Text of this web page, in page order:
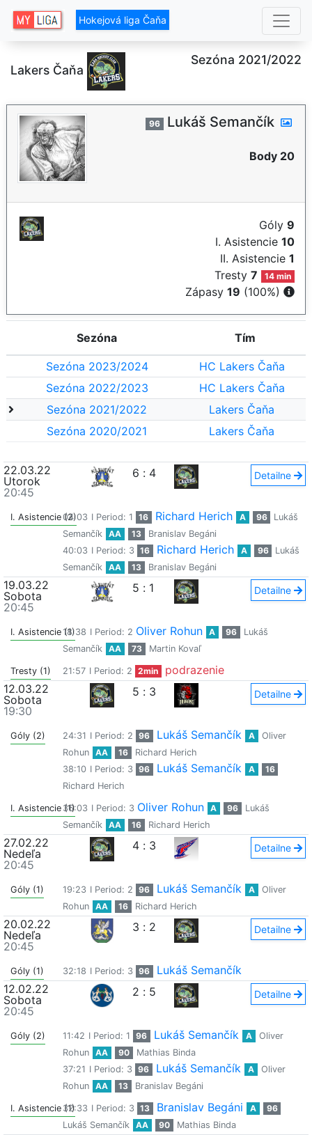
Hokejová liga Čaňa
Lakers Čaňa
Sezóna 2021/2022
96 Lukáš Semančík
Body 20
Góly 9
I. Asistencie 10
II. Asistencie 1
Tresty7 14 min
Zápasy 19 (100%)
Sezóna Tím
Sezóna 2023/2024
HC Lakers Čaňa
Sezóna 2022/2023
HC Lakers Čaňa
Sezóna 2021/2022
Lakers Čaňa
Sezóna 2020/2021
Lakers Čaňa
22.03.22
Utorok
20:45
6 : 4 Detailne
I. Asistencie (2)04:03 I Period: 1 16 Richard Herich A 96
Lukáš
Semančík
AA 13
Branislav Begáni
40:03 I Period: 3 16 Richard Herich A 96
Lukáš
Semančík
AA 13 Branislav Begáni
19.03.22
Sobota
20:45
5 : 1 Detailne
I. Asistencie (1)18:38 I Period: 2 Oliver Rohun A 96
Lukáš
Semančík
AA 73 Martin Kovaľ
Tresty (1) 21:57 I Period: 2 2min
podrazenie
12.03.22
Sobota
19:30
5 : 3 Detailne
Góly (2) 24:31 I Period: 2 96 Lukáš Semančík A
Oliver
Rohun
AA 16
Richard Herich
38:10 I Period: 3 96 Lukáš Semančík A
16
Richard Herich
I. Asistencie (1)36:03 I Period: 3 Oliver Rohun A 96
Lukáš
Semančík
AA 16 Richard Herich
27.02.22
Nedeľa
20:45
4 : 3 Detailne
Góly (1) 19:23 I Period: 2 96 Lukáš Semančík A
Oliver
Rohun
AA 16 Richard Herich
20.02.22
Nedeľa
20:45
3 : 2 Detailne
Góly (1) 32:18 I Period: 3 96
Lukáš Semančík
12.02.22
Sobota
20:45
2 : 5 Detailne
Góly (2) 11:42 I Period: 1 96 Lukáš Semančík A
Oliver
Rohun
AA 90
Mathias Binda
37:21 I Period: 3 96 Lukáš Semančík A
Oliver
Rohun
AA 13 Branislav Begáni
I. Asistencie (1)32:33 I Period: 3 13 Branislav Begáni A
96
Lukáš Semančík
AA 90 Mathias Binda